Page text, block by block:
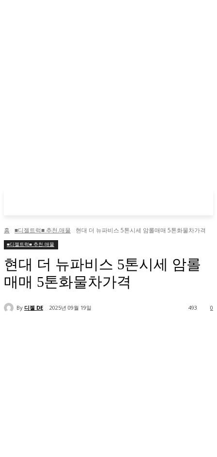
홈 ■디젤트럭■ 추천.매물 현대 더 뉴파비스 5톤시세 암롤매매 5톤화물차가격
■디젤트럭■ 추천.매물
현대 더 뉴파비스 5톤시세 암롤
매매 5톤화물차가격
By 디젤 DE 2025년 09월 19일 0
493